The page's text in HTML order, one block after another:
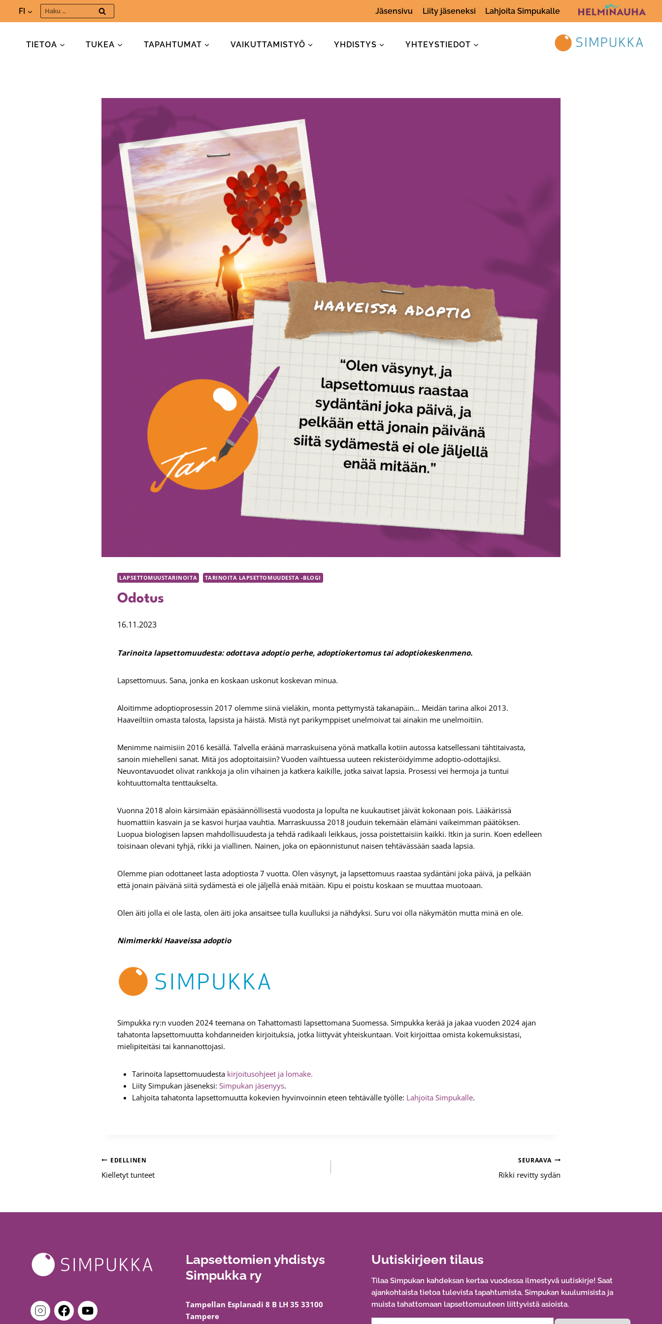
FI Haku: Jäsensivu Liity jäseneksi Lahjoita Simpukalle
TIETOA TUKEA TAPAHTUMAT VAIKUTTAMISTYÖ YHDISTYS YHTEYSTIEDOT
LAPSETTOMUUSTARINOITA TARINOITA LAPSETTOMUUDESTA -BLOGI
Odotus
16.11.2023
Tarinoita lapsettomuudesta:odottava adoptio perhe, adoptiokertomus tai adoptiokeskenmeno.
Lapsettomuus. Sana, jonka en koskaan uskonut koskevan minua.
Aloitimme adoptioprosessin 2017 olemme siinä vieläkin, monta pettymystä takanapäin… Meidän tarina alkoi 2013.
Haaveiltiin omasta talosta, lapsista ja häistä. Mistä nyt parikymppiset unelmoivat tai ainakin me unelmoitiin.
Menimme naimisiin 2016 kesällä. Talvella eräänä marraskuisena yönä matkalla kotiin autossa katsellessani tähtitaivasta,
sanoin miehelleni sanat. Mitä jos adoptoitaisiin? Vuoden vaihtuessa uuteen rekisteröidyimme adoptio-odottajiksi.
Neuvontavuodet olivat rankkoja ja olin vihainen ja katkera kaikille, jotka saivat lapsia. Prosessi vei hermoja ja tuntui
kohtuuttomalta tenttaukselta.
Vuonna 2018 aloin kärsimään epäsäännöllisestä vuodosta ja lopulta ne kuukautiset jäivät kokonaan pois. Lääkärissä
huomattiin kasvain ja se kasvoi hurjaa vauhtia. Marraskuussa 2018 jouduin tekemään elämäni vaikeimman päätöksen.
Luopua biologisen lapsen mahdollisuudesta ja tehdä radikaali leikkaus, jossa poistettaisiin kaikki. Itkin ja surin. Koen edelleen
toisinaan olevani tyhjä, rikki ja viallinen. Nainen, joka on epäonnistunut naisen tehtävässään saada lapsia.
Olemme pian odottaneet lasta adoptiosta 7 vuotta. Olen väsynyt, ja lapsettomuus raastaa sydäntäni joka päivä, ja pelkään
että jonain päivänä siitä sydämestä ei ole jäljellä enää mitään. Kipu ei poistu koskaan se muuttaa muotoaan.
Olen äiti jolla ei ole lasta, olen äiti joka ansaitsee tulla kuulluksi ja nähdyksi. Suru voi olla näkymätön mutta minä en ole.
Nimimerkki Haaveissa adoptio
Simpukka ry:n vuoden 2024 teemana on Tahattomasti lapsettomana Suomessa. Simpukka kerää ja jakaa vuoden 2024 ajan
tahatonta lapsettomuutta kohdanneiden kirjoituksia, jotka liittyvät yhteiskuntaan. Voit kirjoittaa omista kokemuksistasi,
mielipiteitäsi tai kannanottojasi.
Tarinoita lapsettomuudesta kirjoitusohjeet ja lomake.
Liity Simpukan jäseneksi: Simpukan jäsenyys.
Lahjoita tahatonta lapsettomuutta kokevien hyvinvoinnin eteen tehtävälle työlle: Lahjoita Simpukalle.
Artikkelien
selaus
EDELLINEN
Kielletyt tunteet
SEURAAVA
Rikki revitty sydän
Lapsettomien yhdistys
Simpukka ry
Tampellan Esplanadi 8 B LH 35 33100
Tampere
Uutiskirjeen tilaus
Tilaa Simpukan kahdeksan kertaa vuodessa ilmestyvä uutiskirje! Saat
ajankohtaista tietoa tulevista tapahtumista, Simpukan kuulumisista ja
muista tahattomaan lapsettomuuteen liittyvistä asioista.